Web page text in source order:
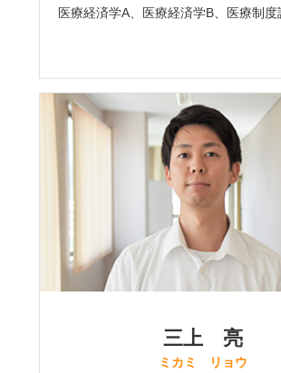
医療経済学A、医療経済学B、医療制
三上 亮
ミカミ リョウ